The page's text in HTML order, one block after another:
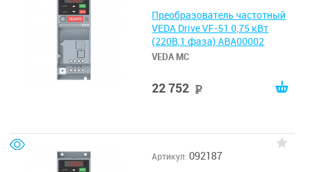
Преобразователь частотный
VEDA Drive VF-51 0,75 кВт
(220В,1 фаза) ABA00002
VEDA MC
22 752
Артикул: 092187